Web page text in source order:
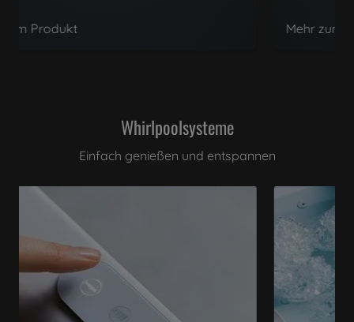
Mehr zum Produkt
Whirlpoolsysteme
Einfach genießen und entspannen